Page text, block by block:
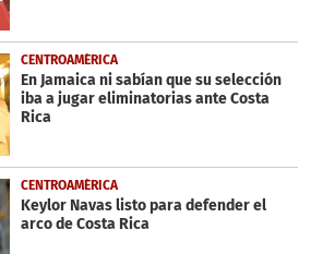
CENTROAMÉRICA
En Jamaica ni sabían que su selección
iba a jugar eliminatorias ante Costa
Rica
CENTROAMÉRICA
Keylor Navas listo para defender el
arco de Costa Rica